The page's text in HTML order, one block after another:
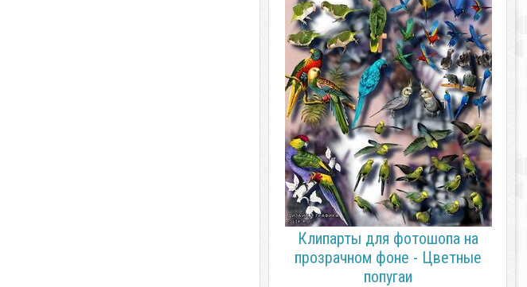
Клипарты для фотошопа на
прозрачном фоне - Цветные
попугаи